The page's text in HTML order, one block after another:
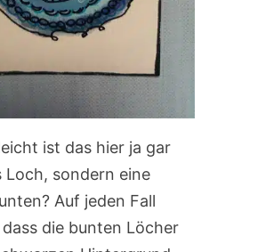
ist das hier ja gar
Loch, sondern eine
Auf jeden Fall
die bunten Löcher